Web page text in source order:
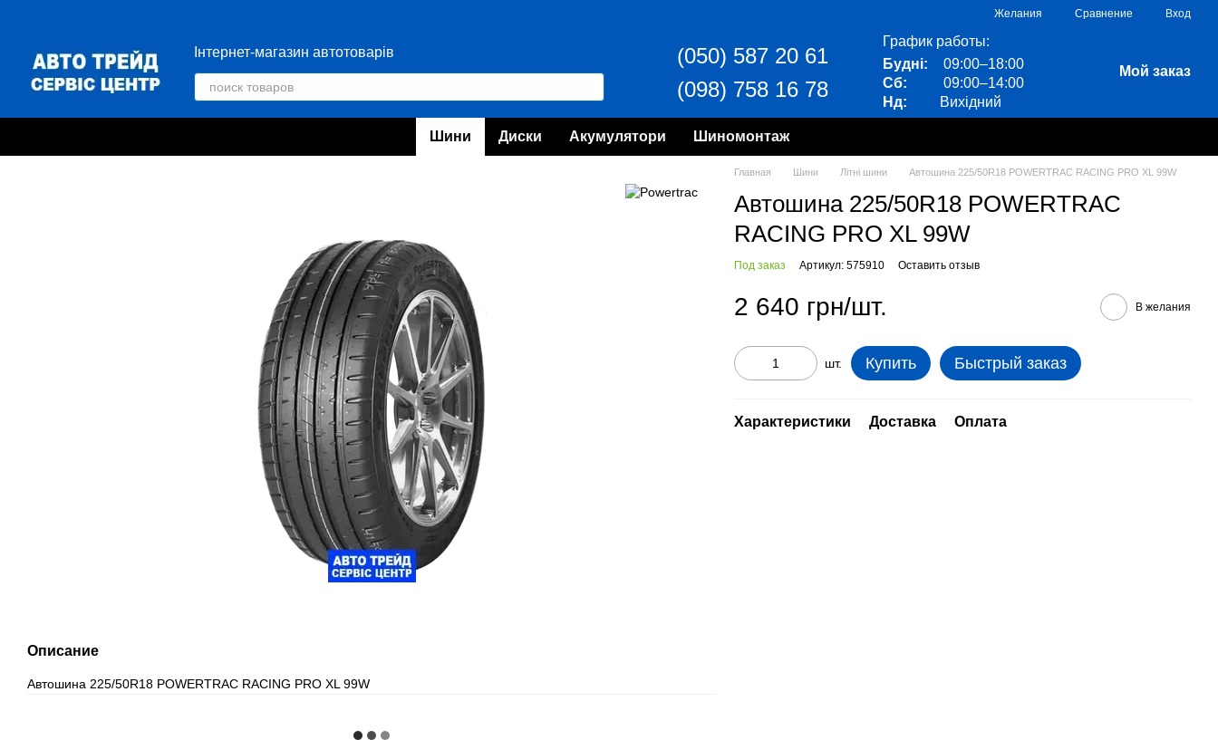
Желания Сравнение Вход
Інтернет-магазин автотоварів
(050) 587 20 61
(098) 758 16 78
График работы:
Будні:
09:00–18:00
Сб:
09:00–14:00
Нд:
Вихідний
Мой заказ
Шини Диски Акумулятори Шиномонтаж
Описание
Автошина 225/50R18 POWERTRAC RACING PRO XL 99W
Главная Шини Літні шини Автошина 225/50R18 POWERTRAC RACING PRO XL 99W
Автошина 225/50R18 POWERTRAC
RACING PRO XL 99W
Под заказ Артикул: 575910 Оставить отзыв
2 640 грн/шт. В желания
шт. Купить Быстрый заказ
Характеристики Доставка Оплата